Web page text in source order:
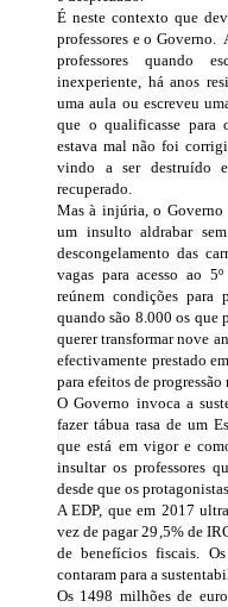
É neste contexto que
professores e o
professores quando
inexperiente, há anos
uma aula ou escreveu
que o qualificasse para
estava mal não foi
vindo a ser destruído
recuperado.
Mas à injúria, o Governo
um insulto aldrabar
descongelamento das
vagas para acesso ao
reúnem condições para
quando são 8.000 os que
querer transformar nove
efectivamente prestado
para efeitos de progressão
O Governo invoca a
fazer tábua rasa de um
que está em vigor e
insultar os professores
desde que os
A EDP, que em 2017
vez de pagar 29,5% de
de benefícios fiscais.
contaram para a
Os 1498 milhões de